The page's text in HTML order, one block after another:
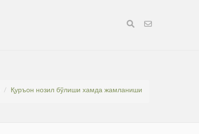
Қуръон нозил бўлиши хамда жамланиши